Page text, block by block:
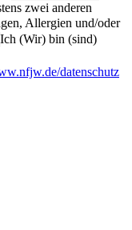
zwei anderen
Allergien und/oder
Ich (Wir) bin (sind)
datenschutz